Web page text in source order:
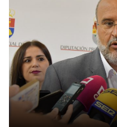
de
agosto
de
2025